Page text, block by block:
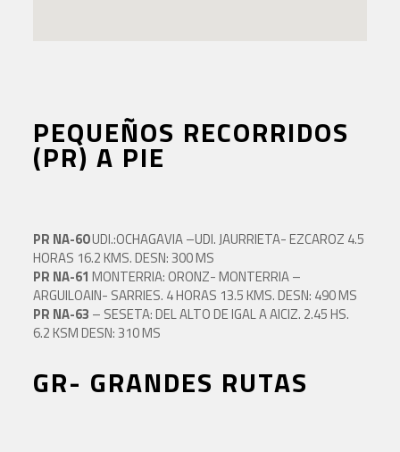
PEQUEÑOS RECORRIDOS
(PR) A PIE
PR NA-60UDI.:OCHAGAVIA –UDI. JAURRIETA- EZCAROZ 4.5
HORAS 16.2 KMS. DESN: 300 MS
PR NA-61 MONTERRIA: ORONZ- MONTERRIA –
ARGUILOAIN- SARRIES. 4 HORAS 13.5 KMS. DESN: 490 MS
PR NA-63 – SESETA: DEL ALTO DE IGAL A AICIZ. 2.45 HS.
6.2 KSM DESN: 310 MS
GR- GRANDES RUTAS